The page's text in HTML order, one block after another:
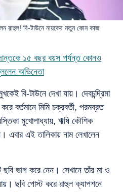
রাহুল! বি-টাউনে নায়কের নতুন কোন কাজ
১৫ বছর বয়স পর্যন্ত কোনও
অভিনেতা
বি-টাউনে দেখা যায়। দেবচন্দ্রিমা
বর্তমানে মিমি চক্রবর্তী, পরমব্রত
মুখোপাধ্যায়, ঋষি কৌশিক
এবার এই তালিকায় নাম লেখালেন
ছবি ভাগ করে নেন। সেখানে তাঁর মা ও
ছবি পোস্ট করে রাহুল ক্যাপশনে